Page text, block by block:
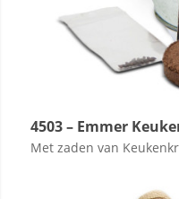
4503 – Emmer
Met zaden van